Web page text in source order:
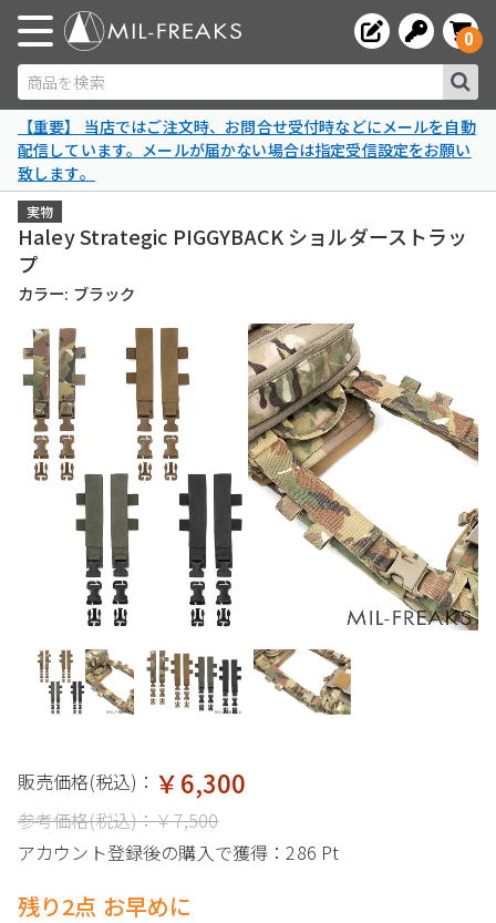
商品を検索
0
【重要】 当店ではご注文時、お問合せ受付時などにメールを自動
配信しています。メールが届かない場合は指定受信設定をお願い
致します。
実物
Haley Strategic PIGGYBACK ショルダーストラッ
プ
カラー: ブラック
販売価格(税込)： ￥6,300
参考価格(税込)：￥7,500
アカウント登録後の購入で獲得：286 Pt
残り2点 お早めに